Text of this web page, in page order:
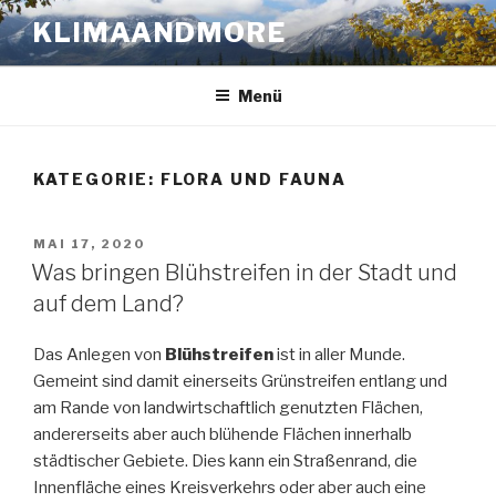
Zum
Inhalt
springen
KLIMAANDMORE
Menü
KATEGORIE: FLORA UND FAUNA
VERÖFFENTLICHT
AM
MAI 17, 2020
Was bringen Blühstreifen in der Stadt und
auf dem Land?
Das Anlegen von Blühstreifenist in aller Munde.
Gemeint sind damit einerseits Grünstreifen entlang und
am Rande von landwirtschaftlich genutzten Flächen,
andererseits aber auch blühende Flächen innerhalb
städtischer Gebiete. Dies kann ein Straßenrand, die
Innenfläche eines Kreisverkehrs oder aber auch eine